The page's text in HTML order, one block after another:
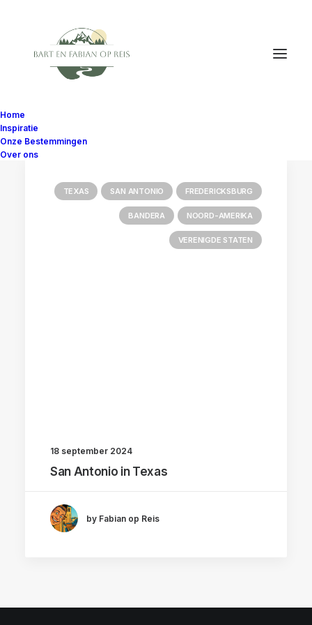
Home
Inspiratie
Onze Bestemmingen
Over ons
TEXAS SAN ANTONIO FREDERICKSBURG
BANDERA NOORD-AMERIKA
VERENIGDE STATEN
18 september 2024
San Antonio in Texas
by Fabian op Reis